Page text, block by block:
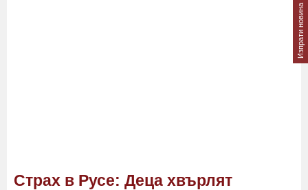
Страх в Русе: Деца хвърлят
Изпрати новина